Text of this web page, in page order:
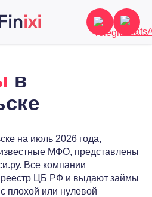
в
на июль 2026 года,
МФО, представлены
Все компании
ЦБ РФ и выдают займы
плохой или нулевой